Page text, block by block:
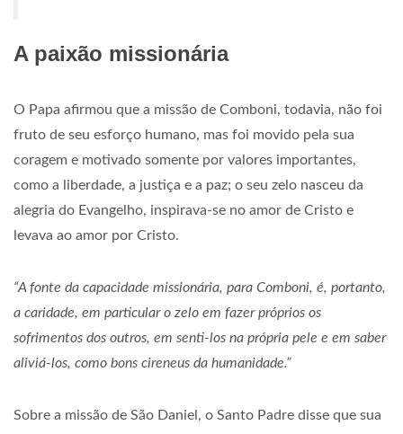
A paixão missionária
O Papa afirmou que a missão de Comboni, todavia, não foi
fruto de seu esforço humano, mas foi movido pela sua
coragem e motivado somente por valores importantes,
como a liberdade, a justiça e a paz; o seu zelo nasceu da
alegria do Evangelho, inspirava-se no amor de Cristo e
levava ao amor por Cristo.
“A fonte da capacidade missionária, para Comboni, é, portanto,
a caridade, em particular o zelo em fazer próprios os
sofrimentos dos outros, em senti-los na própria pele e em saber
aliviá-los, como bons cireneus da humanidade.”
Sobre a missão de São Daniel, o Santo Padre disse que sua